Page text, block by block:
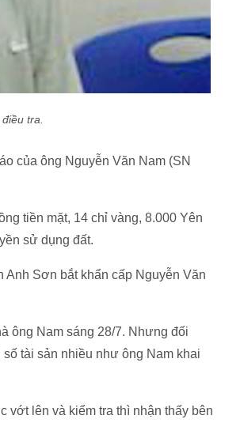
tra.
của ông Nguyễn Văn Nam (SN
tiền mặt, 14 chỉ vàng, 8.000 Yên
sử dụng đất.
Sơn bắt khẩn cấp Nguyễn Văn
ông Nam sáng 28/7. Nhưng đối
tài sản nhiều như ông Nam khai
vớt lên và kiểm tra thì nhận thấy bên